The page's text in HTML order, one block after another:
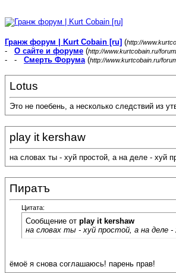
Гранж форум | Kurt Cobain [ru] (http://
- О сайте и форуме (http://www.kurtcobain.ru/
- - Смерть Форума(http://www.kurtcobain.ru/
Lotus
Это не поебень, а несколько следствий из
play it kershaw
на словах ты - хуй простой, а на деле - хуй
Пиратъ
Цитата:
Сообщение от play it kershaw
на словах ты - хуй простой, а на деле -
ёмоё я снова соглашаюсь! парень прав!